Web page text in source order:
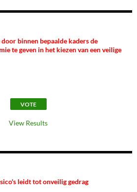
binnen bepaalde kaders de
te geven in het kiezen van een veilige
View Results
leidt tot onveilig gedrag